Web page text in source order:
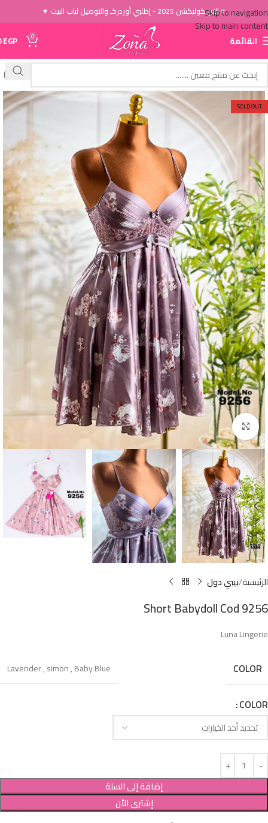
Skip to navigation
Skip to main content
♥ الاَن كوليكشن 2025 - إطلبي أوردركـ والتوصيل لباب البيت ♥
القائمة 0
EGP
SOLD OUT
Click to enlarge
الرئيسية بيبي دول
Short Babydoll Cod 9256
Luna Lingerie
COLOR
Lavender,simon,Baby Blue
COLOR
إضافة إلى السلة
إشترى الأن